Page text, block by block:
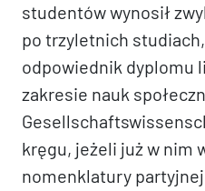
studentów wynosił
po trzyletnich
odpowiednik dyplomu
zakresie nauk
kręgu, jeżeli już w nim
nomenklatury